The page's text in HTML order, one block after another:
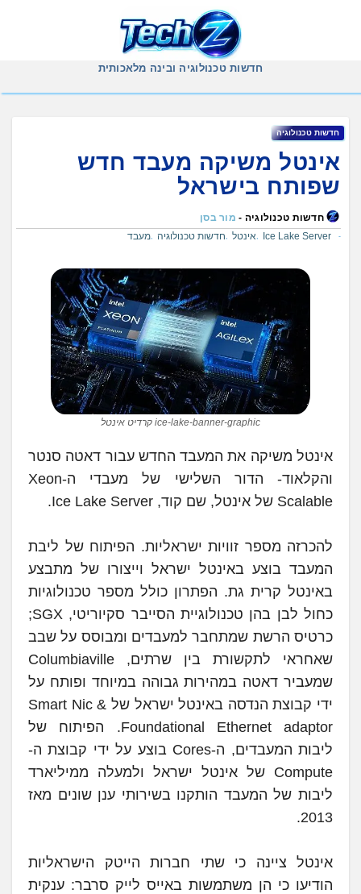
חדשות טכנולוגיה ובינה מלאכותית
חדשות טכנולוגיה
אינטל משיקה מעבד חדש
שפותח בישראל
חדשות טכנולוגיה - מור בסן
Ice Lake Server
אינטל חדשות טכנולוגיה מעבד
ice-lake-banner-graphic קרדיט אינטל
אינטל משיקה את המעבד החדש עבור דאטה סנטר
והקלאוד- הדור השלישי של מעבדי ה-Xeon
Scalable של אינטל, שם קוד, Ice Lake Server.
להכרזה מספר זוויות ישראליות. הפיתוח של ליבת
המעבד בוצע באינטל ישראל וייצורו של מתבצע
באינטל קרית גת. הפתרון כולל מספר טכנולוגיות
כחול לבן בהן טכנולוגיית הסייבר סקיוריטי, SGX;
כרטיס הרשת שמתחבר למעבדים ומבוסס על שבב
שאחראי לתקשורת בין שרתים, Columbiaville
שמעביר דאטה במהירות גבוהה במיוחד ופותח על
ידי קבוצת הנדסה באינטל ישראל של Smart Nic &
Foundational Ethernet adaptor. הפיתוח של
ליבות המעבדים, ה-Cores בוצע על ידי קבוצת ה-
Compute של אינטל ישראל ולמעלה ממיליארד
ליבות של המעבד הותקנו בשירותי ענן שונים מאז
2013.
אינטל ציינה כי שתי חברות הייטק הישראליות
הודיעו כי הן משתמשות באייס לייק סרבר: ענקית